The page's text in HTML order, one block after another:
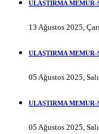
ULAŞTIRMA
13 Ağustos 2025,
ULAŞTIRMA MEMUR-
05 Ağustos 2025, Salı
ULAŞTIRMA MEMUR-
05 Ağustos 2025, Salı